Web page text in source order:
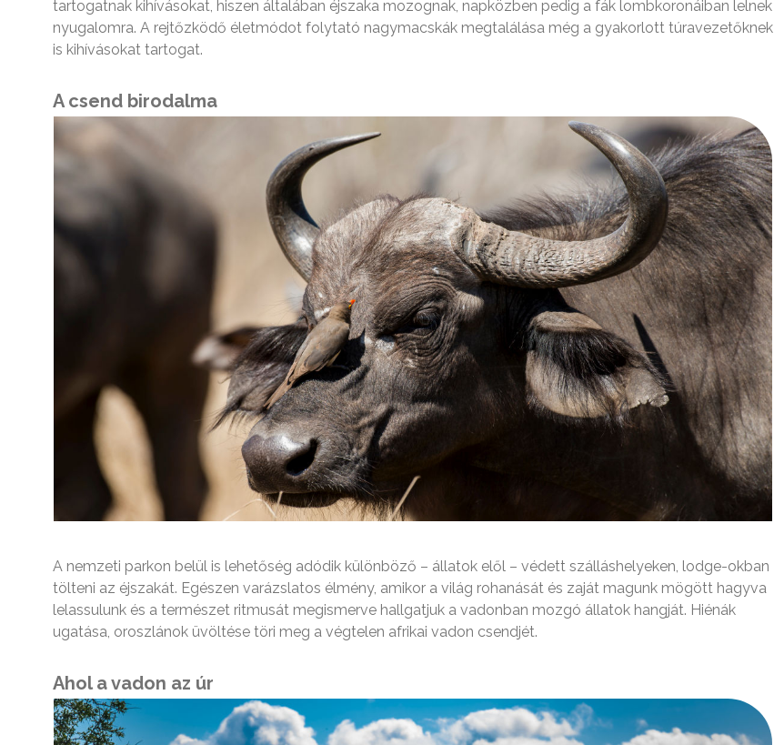
tartogatnak kihívásokat, hiszen általában éjszaka mozognak, napközben pedig a fák lombkoronáiban lelnek
nyugalomra. A rejtőzködő életmódot folytató nagymacskák megtalálása még a gyakorlott túravezetőknek
is kihívásokat tartogat.
A csend birodalma
A nemzeti parkon belül is lehetőség adódik különböző – állatok elől – védett szálláshelyeken, lodge-okban
tölteni az éjszakát. Egészen varázslatos élmény, amikor a világ rohanását és zaját magunk mögött hagyva
lelassulunk és a természet ritmusát megismerve hallgatjuk a vadonban mozgó állatok hangját. Hiénák
ugatása, oroszlánok üvöltése töri meg a végtelen afrikai vadon csendjét.
Ahol a vadon az úr